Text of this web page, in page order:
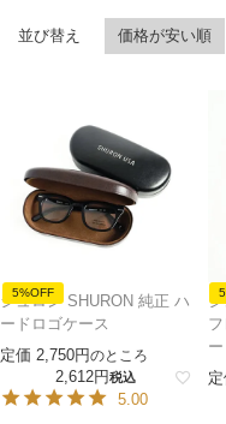
並び替え 価格が安い順
5%OFF
シュロン SHURON 純正 ハ
ードロゴケース
定価 2,750 のところ
2,612 税込
5.00
ー